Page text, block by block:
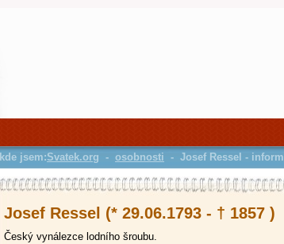
Josef Ressel (* 29.06.1793 - † 1857 )
Český vynálezce lodního šroubu.
kde jsem:Svatek.org - osobnosti - Josef Ressel -